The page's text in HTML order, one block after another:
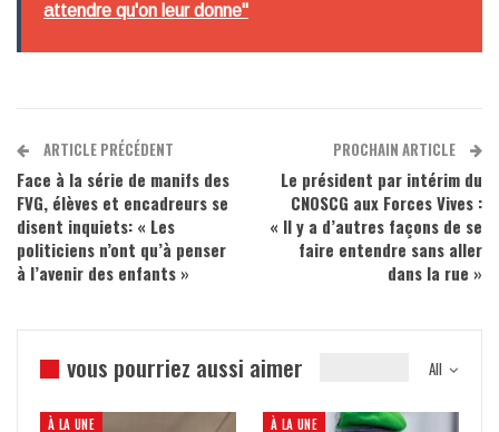
attendre qu'on leur donne"
ARTICLE PRÉCÉDENT
Face à la série de manifs des
FVG, élèves et encadreurs se
disent inquiets: « Les
politiciens n’ont qu’à penser
à l’avenir des enfants »
PROCHAIN ARTICLE
Le président par intérim du
CNOSCG aux Forces Vives :
« Il y a d’autres façons de se
faire entendre sans aller
dans la rue »
All
vous pourriez aussi aimer
À LA UNE À LA UNE